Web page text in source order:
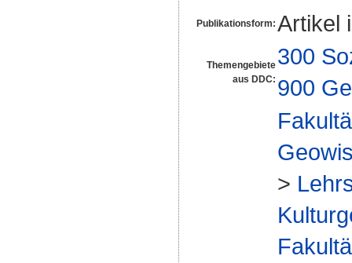
Publikationsform: Artikel
Themengebiete
aus DDC:
300
900
>